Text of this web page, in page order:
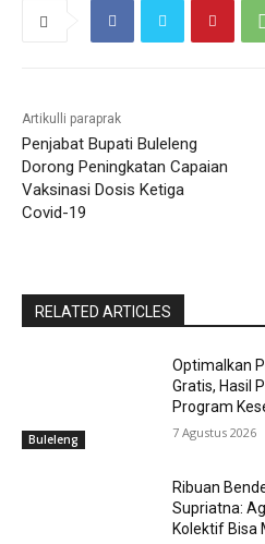
Artikulli paraprak
Penjabat Bupati Buleleng
Dorong Peningkatan Capaian
Vaksinasi Dosis Ketiga
Covid-19
RELATED ARTICLES
Buleleng
Optimalkan
Gratis, Hasil
Program
7 Agustus 2026
Ribuan
Supriatna:
Kolektif Bisa